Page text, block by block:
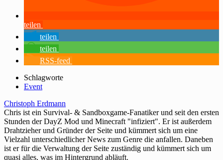
teilen
teilen
teilen
RSS-feed
Schlagworte
Event
Christoph Erdmann
Chris ist ein Survival- & Sandboxgame-Fanatiker und seit den ersten
Stunden der DayZ Mod und Minecraft "infiziert". Er ist außerdem
Drahtzieher und Gründer der Seite und kümmert sich um eine
Vielzahl unterschiedlicher News zum Genre die anfallen. Daneben
ist er für die Verwaltung der Seite zuständig und kümmert sich um
quasi alles, was im Hintergrund abläuft.